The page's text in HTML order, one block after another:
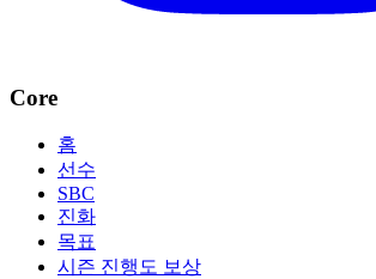
Core
홈
선수
SBC
진화
목표
시즌 진행도 보상